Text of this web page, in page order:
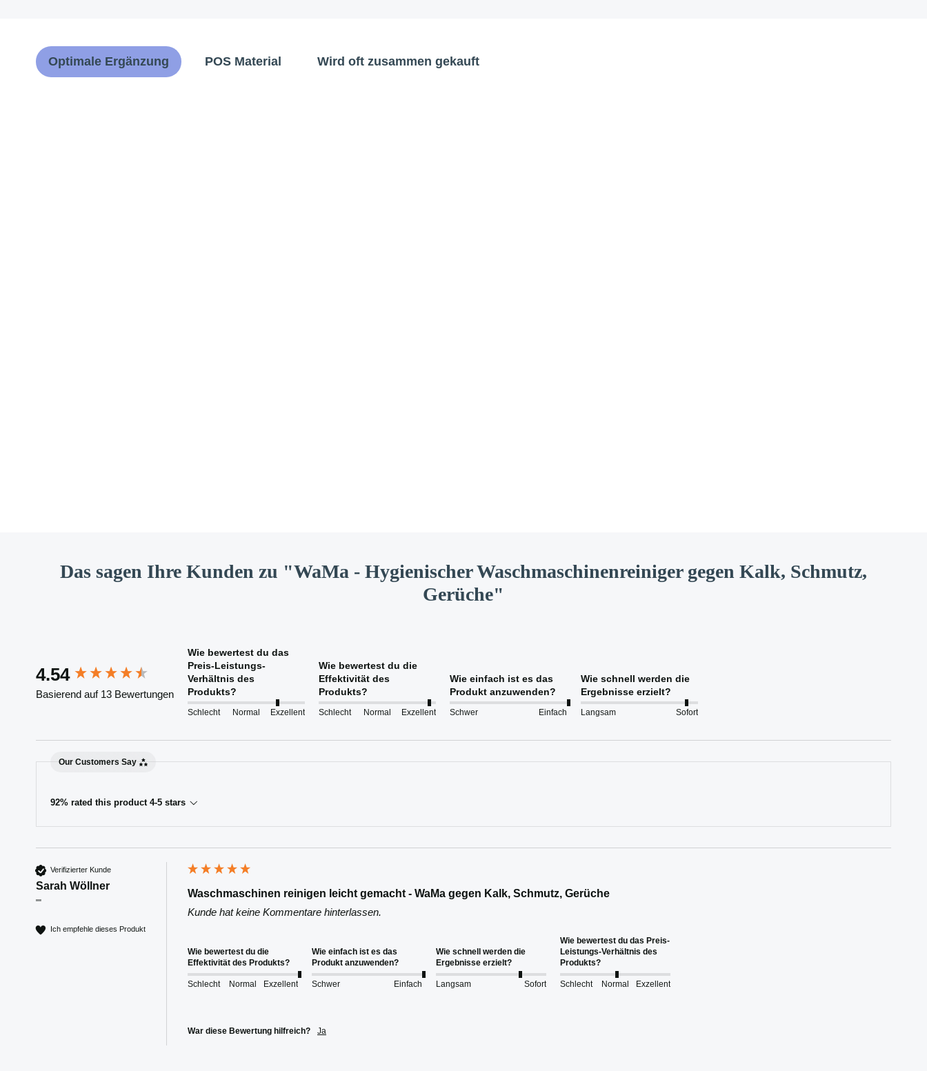
Optimale Ergänzung POS Material Wird oft zusammen gekauft
Das sagen Ihre Kunden zu "WaMa - Hygienischer Waschmaschinenreiniger gegen Kalk, Schmutz,
Gerüche"
4.54
Basierend auf 13 Bewertungen
Wie bewertest du das
Preis-Leistungs-
Verhältnis des
Produkts?
Schlecht Normal Exzellent
Wie bewertest du die
Effektivität des
Produkts?
Schlecht Normal Exzellent
Wie einfach ist es das
Produkt anzuwenden?
Schwer Einfach
Wie schnell werden die
Ergebnisse erzielt?
Langsam Sofort
Our Customers Say
92% rated this product 4-5 stars
Verifizierter Kunde
Sarah Wöllner
""
Ich empfehle dieses Produkt
Waschmaschinen reinigen leicht gemacht - WaMa gegen Kalk, Schmutz, Gerüche
Kunde hat keine Kommentare hinterlassen.
Wie bewertest du die
Effektivität des Produkts?
Schlecht Normal Exzellent
Wie einfach ist es das
Produkt anzuwenden?
Schwer Einfach
Wie schnell werden die
Ergebnisse erzielt?
Langsam Sofort
Wie bewertest du das Preis-
Leistungs-Verhältnis des
Produkts?
Schlecht Normal Exzellent
War diese Bewertung hilfreich? Ja